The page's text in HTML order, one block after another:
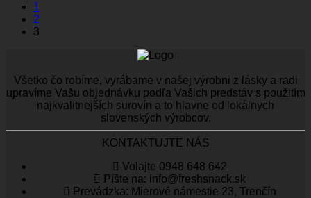
1
2
3
Všetko čo robíme, vyrábame v našej výrobni z lásky a radi
upravíme Vašu objednávku podľa Vašich predstáv s použitím
najkvalitnejších surovín a to hlavne od lokálnych
slovenských výrobcov.
KONTAKTUJTE NÁS
Volajte 0948 648 642
Píšte na: info@freshsnack.sk
Prevádzka: Mierové námestie 23, Trenčín